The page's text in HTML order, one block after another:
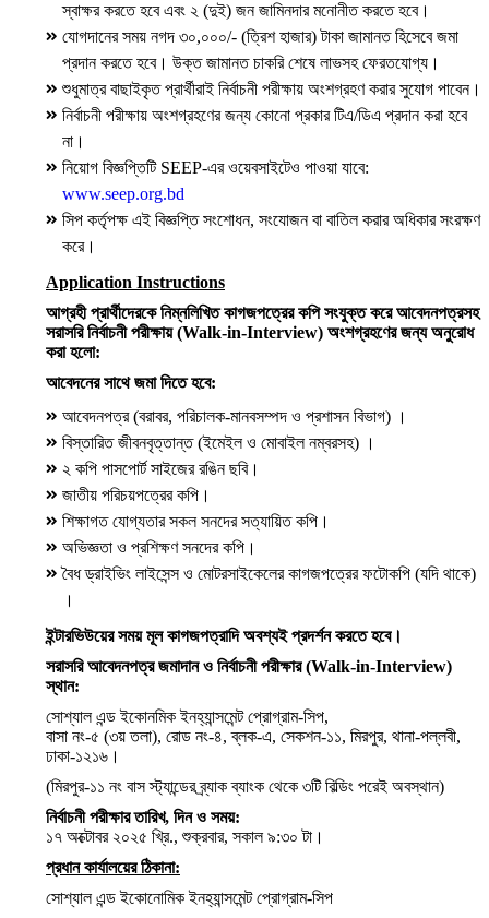
স্বাক্ষর করতে হবে এবং ২ (দুই) জন জামিনদার মনোনীত করতে হবে।
যোগদানের সময় নগদ ৩০,০০০/- (ত্রিশ হাজার) টাকা জামানত হিসেবে জমা
প্রদান করতে হবে। উক্ত জামানত চাকরি শেষে লাভসহ ফেরতযোগ্য।
শুধুমাত্র বাছাইকৃত প্রার্থীরাই নির্বাচনী পরীক্ষায় অংশগ্রহণ করার সুযোগ পাবেন।
নির্বাচনী পরীক্ষায় অংশগ্রহণের জন্য কোনো প্রকার টিএ/ডিএ প্রদান করা হবে
না।
নিয়োগ বিজ্ঞপ্তিটি SEEP-এর ওয়েবসাইটেও পাওয়া যাবে:
www.seep.org.bd
সিপ কর্তৃপক্ষ এই বিজ্ঞপ্তি সংশোধন, সংযোজন বা বাতিল করার অধিকার সংরক্ষণ
করে।
Application Instructions
আগ্রহী প্রার্থীদেরকে নিম্নলিখিত কাগজপত্রের কপি সংযুক্ত করে আবেদনপত্রসহ
সরাসরি নির্বাচনী পরীক্ষায় (Walk-in-Interview) অংশগ্রহণের জন্য অনুরোধ
করা হলো:
আবেদনের সাথে জমা দিতে হবে:
আবেদনপত্র (বরাবর, পরিচালক-মানবসম্পদ ও প্রশাসন বিভাগ) ।
বিস্তারিত জীবনবৃত্তান্ত (ইমেইল ও মোবাইল নম্বরসহ) ।
২ কপি পাসপোর্ট সাইজের রঙিন ছবি।
জাতীয় পরিচয়পত্রের কপি।
শিক্ষাগত যোগ্যতার সকল সনদের সত্যায়িত কপি।
অভিজ্ঞতা ও প্রশিক্ষণ সনদের কপি।
বৈধ ড্রাইভিং লাইসেন্স ও মোটরসাইকেলের কাগজপত্রের ফটোকপি (যদি থাকে)
।
ইন্টারভিউয়ের সময় মূল কাগজপত্রাদি অবশ্যই প্রদর্শন করতে হবে।
সরাসরি আবেদনপত্র জমাদান ও নির্বাচনী পরীক্ষার(Walk-in-Interview)
স্থান:
সোশ্যাল এন্ড ইকোনমিক ইনহ্যান্সমেন্ট প্রোগ্রাম-সিপ,
বাসা নং-৫ (৩য় তলা), রোড নং-৪, ব্লক-এ, সেকশন-১১, মিরপুর, থানা-পল্লবী,
ঢাকা-১২১৬।
(মিরপুর-১১ নং বাস স্ট্যান্ডের ব্র্যাক ব্যাংক থেকে ৩টি বিল্ডিং পরেই অবস্থান)
নির্বাচনী পরীক্ষার তারিখ, দিন ও সময়:
১৭ অক্টোবর ২০২৫ খ্রি., শুক্রবার, সকাল ৯:৩০ টা।
প্রধান কার্যালয়ের ঠিকানা:
সোশ্যাল এন্ড ইকোনোমিক ইনহ্যান্সমেন্ট প্রোগ্রাম-সিপ